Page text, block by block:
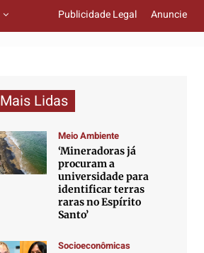
Publicidade Legal Anuncie
Mais Lidas
Meio Ambiente
‘Mineradoras já
procuram a
universidade para
identificar terras
raras no Espírito
Santo’
Socioeconômicas